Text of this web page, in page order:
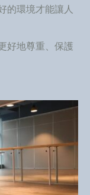
的環境才能讓人
好地尊重、保護